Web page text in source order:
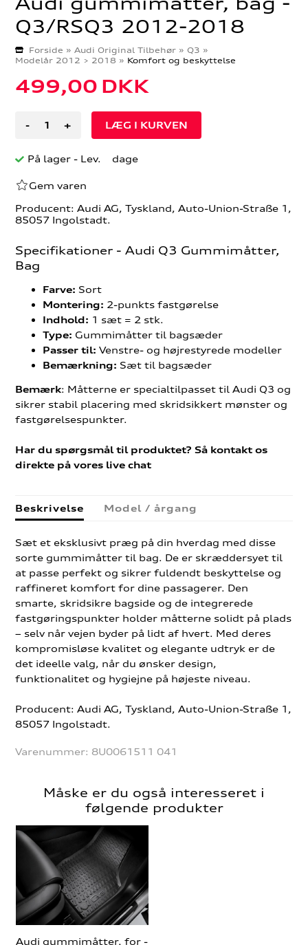
Q3/RSQ3 2012-2018
Forside »Audi Original Tilbehør » Q3 »
Modelår 2012 > 2018 » Komfort og beskyttelse
499,00 DKK
- +
På lager- Lev. dage
Gem varen
Producent: Audi AG, Tyskland, Auto-Union-Straße 1,
85057 Ingolstadt.
Specifikationer - Audi Q3 Gummimåtter,
Bag
Farve: Sort
Montering: 2-punkts fastgørelse
Indhold: 1 sæt = 2 stk.
Type: Gummimåtter til bagsæder
Passer til: Venstre- og højrestyrede modeller
Bemærkning: Sæt til bagsæder
Bemærk: Måtterne er specialtilpasset til Audi Q3 og
sikrer stabil placering med skridsikkert mønster og
fastgørelsespunkter.
Har du spørgsmål til produktet? Så kontakt os
direkte på vores live chat
Beskrivelse Model / årgang
Sæt et eksklusivt præg på din hverdag med disse
sorte gummimåtter til bag. De er skræddersyet til
at passe perfekt og sikrer fuldendt beskyttelse og
raffineret komfort for dine passagerer. Den
smarte, skridsikre bagside og de integrerede
fastgøringspunkter holder måtterne solidt på plads
– selv når vejen byder på lidt af hvert. Med deres
kompromisløse kvalitet og elegante udtryk er de
det ideelle valg, når du ønsker design,
funktionalitet og hygiejne på højeste niveau.
Producent: Audi AG, Tyskland, Auto-Union-Straße 1,
85057 Ingolstadt.
Varenummer: 8U0061511 041
Måske er du også interesseret i
følgende produkter
Audi gummimåtter, for -